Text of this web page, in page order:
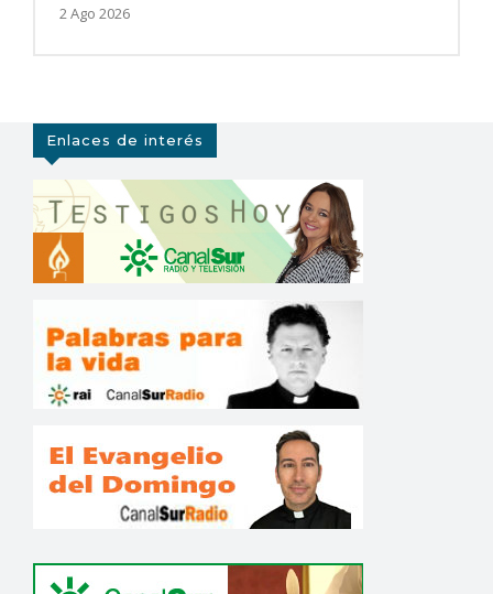
2 Ago 2026
Enlaces de interés